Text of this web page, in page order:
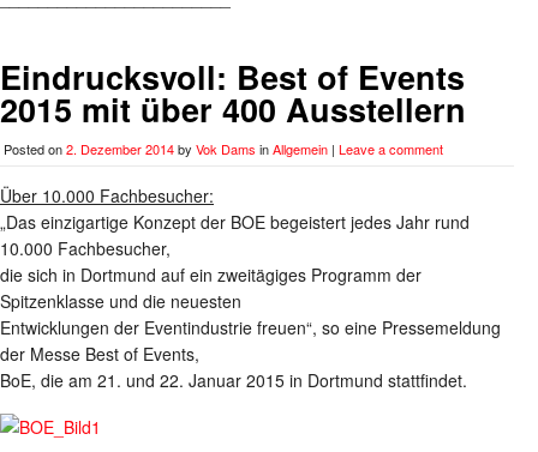
Eindrucksvoll: Best of Events
2015 mit über 400 Ausstellern
Posted on2. Dezember 2014by Vok Dams inAllgemein | Leave a comment
Über 10.000 Fachbesucher:
„Das einzigartige Konzept der BOE begeistert jedes Jahr rund
10.000 Fachbesucher,
die sich in Dortmund auf ein zweitägiges Programm der
Spitzenklasse und die neuesten
Entwicklungen der Eventindustrie freuen“, so eine Pressemeldung
der Messe Best of Events,
BoE, die am 21. und 22. Januar 2015 in Dortmund stattfindet.